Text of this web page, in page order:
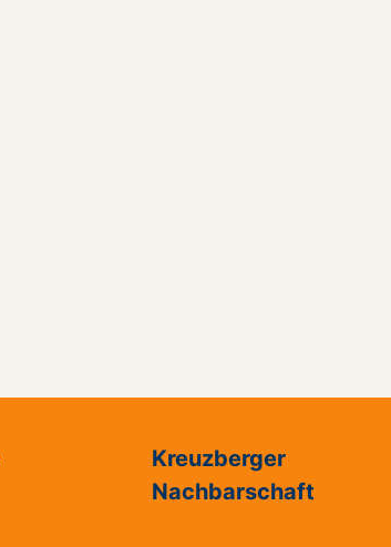
Kreuzberger
Nachbarschaft